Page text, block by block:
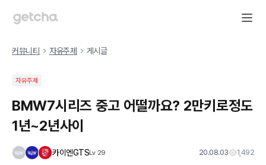
커뮤니티 자유주제 게시글
자유주제
BMW7시리즈 중고 어떨까요? 2만키로정도
1년~2년사이
카이엔GTSLv 29 20.08.03 1,492